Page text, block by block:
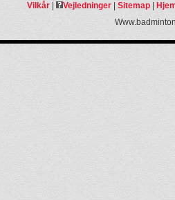
Vilkår| Vejledninger| Sitemap|